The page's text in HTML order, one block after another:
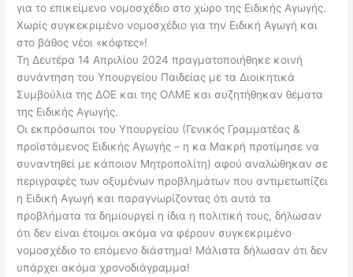
για τo επικείμενο νομοσχέδιο στο χώρο της Ειδικής Αγωγής.
Χωρίς συγκεκριμένο νομοσχέδιο για την Ειδική Αγωγή και
στο βάθος νέοι «κόφτες»!
Τη Δευτέρα 14 Απριλίου 2024 πραγματοποιήθηκε κοινή
συνάντηση του Υπουργείου Παιδείας με τα Διοικητικά
Συμβούλια της ΔΟΕ και της ΟΛΜΕ και συζητήθηκαν θέματα
της Ειδικής Αγωγής.
Οι εκπρόσωποι του Υπουργείου (Γενικός Γραμματέας &
προϊστάμενος Ειδικής Αγωγής – η κα Μακρή προτίμησε να
συναντηθεί με κάποιον Μητροπολίτη) αφού αναλώθηκαν σε
περιγραφές των οξυμένων προβλημάτων που αντιμετωπίζει
η Ειδική Αγωγή και παραγνωρίζοντας ότι αυτά τα
προβλήματα τα δημιουργεί η ίδια η πολιτική τους, δήλωσαν
ότι δεν είναι έτοιμοι ακόμα να φέρουν συγκεκριμένο
νομοσχέδιο το επόμενο διάστημα! Μάλιστα δήλωσαν ότι δεν
υπάρχει ακόμα χρονοδιάγραμμα!